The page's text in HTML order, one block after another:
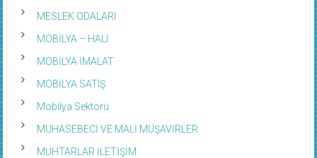
MESLEK ODALARI
MOBİLYA – HALI
MOBİLYA İMALAT
MOBİLYA SATIŞ
Mobilya Sektörü
MUHASEBECİ VE MALİ MÜŞAVİRLER
MUHTARLAR İLETİŞİM